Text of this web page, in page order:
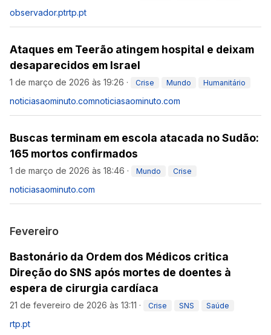
observador.ptrtp.pt
Ataques em Teerão atingem hospital e deixam
desaparecidos em Israel
1 de março de 2026 às 19:26 · Crise Mundo Humanitário
noticiasaominuto.comnoticiasaominuto.com
Buscas terminam em escola atacada no Sudão:
165 mortos confirmados
1 de março de 2026 às 18:46 · Mundo Crise
noticiasaominuto.com
Fevereiro
Bastonário da Ordem dos Médicos critica
Direção do SNS após mortes de doentes à
espera de cirurgia cardíaca
21 de fevereiro de 2026 às 13:11 · Crise SNS Saúde
rtp.pt